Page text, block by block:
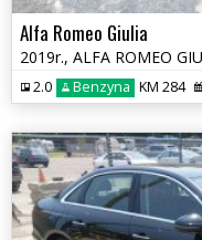
Alfa Romeo Giulia
2.0 Benzyna KM 284